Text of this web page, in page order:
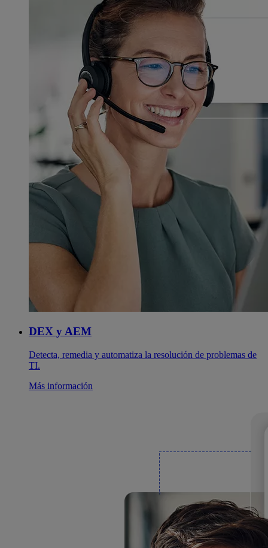
DEX y AEM
Detecta, remedia y automatiza la resolución de problemas de
TI.
Más información